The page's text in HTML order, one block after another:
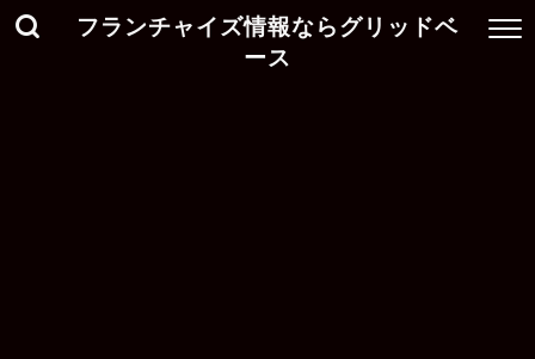
フランチャイズ情報ならグリッドベ
ース